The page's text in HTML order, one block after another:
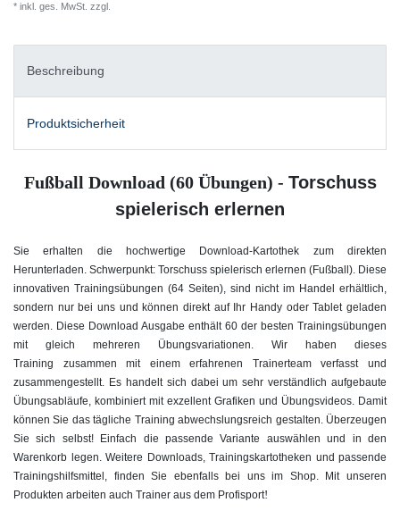
* inkl. ges. MwSt. zzgl.
Beschreibung
Produktsicherheit
Fußball Download (60 Übungen) - Torschuss
spielerisch erlernen
Sie erhalten die hochwertige Download-Kartothek zum direkten
Herunterladen. Schwerpunkt: Torschuss spielerisch erlernen (Fußball). Diese
innovativen Trainingsübungen (64 Seiten), sind nicht im Handel erhältlich,
sondern nur bei uns und können direkt auf Ihr Handy oder Tablet geladen
werden. Diese Download Ausgabe enthält 60 der besten Trainingsübungen
mit gleich mehreren Übungsvariationen. Wir haben dieses
Training zusammen mit einem erfahrenen Trainerteam verfasst und
zusammengestellt. Es handelt sich dabei um sehr verständlich aufgebaute
Übungsabläufe, kombiniert mit exzellent Grafiken und Übungsvideos. Damit
können Sie das tägliche Training abwechslungsreich gestalten. Überzeugen
Sie sich selbst! Einfach die passende Variante auswählen und in den
Warenkorb legen. Weitere Downloads, Trainingskartotheken und passende
Trainingshilfsmittel, finden Sie ebenfalls bei uns im Shop. Mit unseren
Produkten arbeiten auch Trainer aus dem Profisport!